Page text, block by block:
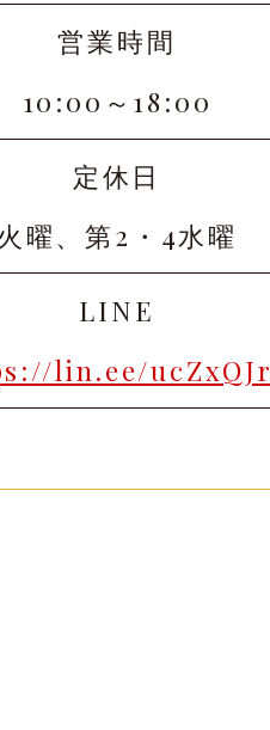
営業時間
10:00～18:00
定休日
火曜、第2・4水曜
LINE
lin.ee/